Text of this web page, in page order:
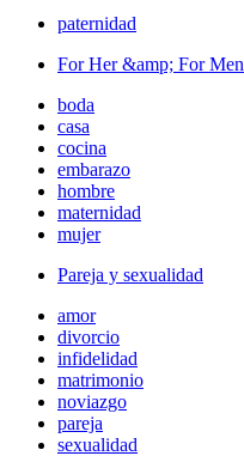
paternidad
For Her &amp; For Men
boda
casa
cocina
embarazo
hombre
maternidad
mujer
Pareja y sexualidad
amor
divorcio
infidelidad
matrimonio
noviazgo
pareja
sexualidad